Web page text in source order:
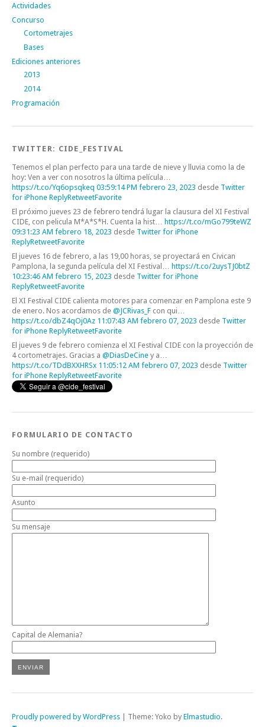
Actividades
Concurso
Cortometrajes
Bases
Ediciones anteriores
2013
2014
Programación
TWITTER: CIDE_FESTIVAL
Tenemos el plan perfecto para una tarde de nieve y lluvia como la de
hoy: Ven a ver con nosotros la última película…
https://t.co/Yq6opsqkeq 03:59:14 PM febrero 23, 2023 desde Twitter
for iPhone ReplyRetweetFavorite
El próximo jueves 23 de febrero tendrá lugar la clausura del XI Festival
CIDE, con pelicula M*A*S*H. Cuenta la hist… https://t.co/mGo799teWZ
09:31:23 AM febrero 18, 2023 desde Twitter for iPhone
ReplyRetweetFavorite
El jueves 16 de febrero, a las 19,00 horas, se proyectará en Civican
Pamplona, la segunda película del XI Festival… https://t.co/2uysTJ0btZ
10:23:46 AM febrero 15, 2023 desde Twitter for iPhone
ReplyRetweetFavorite
El XI Festival CIDE calienta motores para comenzar en Pamplona este 9
de enero. Nos acordamos de @JCRivas_F con qui…
https://t.co/dbZ4qOj0Az 11:07:43 AM febrero 07, 2023 desde Twitter
for iPhone ReplyRetweetFavorite
El jueves 9 de febrero comienza el XI Festival CIDE con la proyección de
4 cortometrajes. Gracias a @DiasDeCine y a…
https://t.co/TDdBXXHRSx 11:05:12 AM febrero 07, 2023 desde Twitter
for iPhone ReplyRetweetFavorite
FORMULARIO DE CONTACTO
Su nombre (requerido)
Su e-mail (requerido)
Asunto
Su mensaje
Capital de Alemania?
Proudly powered by WordPress | Theme: Yoko by Elmastudio.